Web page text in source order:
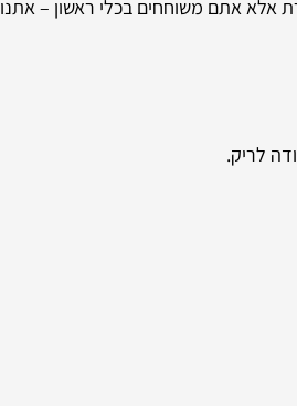
אלא אתם משוחחים בכלי ראשון – אתנו
לריק.